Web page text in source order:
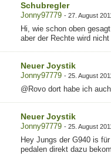
Schubregler
Jonny97779 - 27. August
Hi, wie schon oben
aber der Rechte wird
Neuer Joystik
Jonny97779 - 25. August
@Rovo dort habe ich
Neuer Joystik
Jonny97779 - 25. August
Hey Jungs der G940 is
pedalen direkt dazu